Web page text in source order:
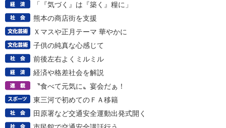
「『気づく』は『築く』糧に」
熊本の商店街を支援
Ｘマスや正月テーマ 華やかに
子供の純真な心感じて
前後左右よくミルミル
経済や格差社会を解説
〝食べて元気に〟宴会だぁ！
東三河で初めてのＦＡ移籍
田原署など交通安全運動出発式開く